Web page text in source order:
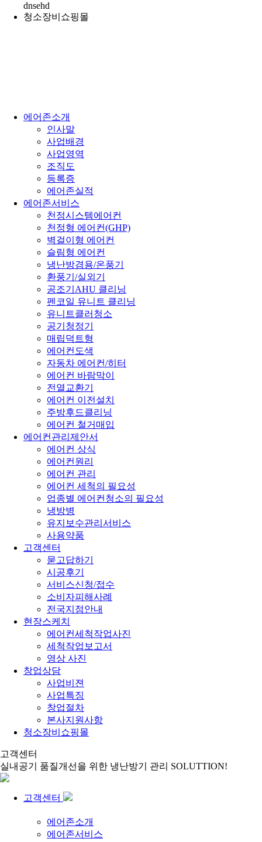
dnsehd
청소장비쇼핑몰
에어존소개
인사말
사업배경
사업영역
조직도
등록증
에어존실적
에어존서비스
천정시스템에어컨
천정형 에어컨(GHP)
벽걸이형 에어컨
슬림형 에어컨
냉난방겸용/온풍기
환풍기/실외기
공조기AHU 클리닝
펜코일 유니트 클리닝
유니트클러청소
공기청정기
매립덕트형
에어컨도색
자동차 에어컨/히터
에어컨 바람막이
전열교환기
에어컨 이전설치
주방후드클리닝
에어컨 철거매입
에어컨관리제안서
에어컨 상식
에어컨원리
에어컨 관리
에어컨 세척의 필요성
업종별 에어컨청소의 필요성
냉방병
유지보수관리서비스
사용약품
고객센터
묻고답하기
시공후기
서비스신청/접수
소비자피해사례
전국지점안내
현장스케치
에어컨세척작업사진
세척작업보고서
영상 사진
창업상담
사업비젼
사업특징
창업절차
본사지원사항
청소장비쇼핑몰
고객센터
실내공기 품질개선을 위한 냉난방기 관리 SOLUTTION!
고객센터
에어존소개
에어존서비스